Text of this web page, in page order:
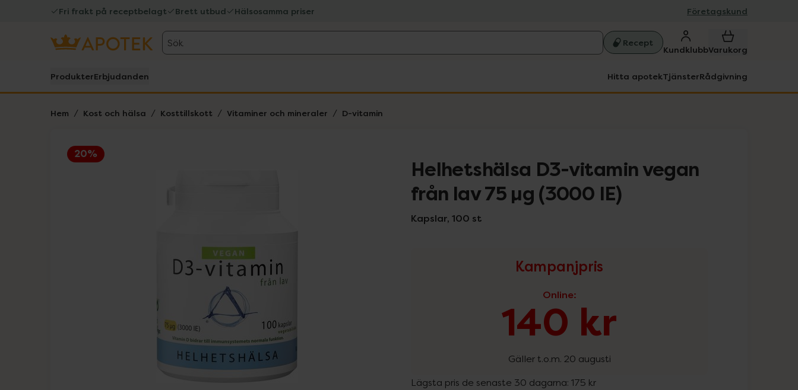
Fri frakt på receptbelagt Brett utbud Hälsosamma priser Företagskund
Sök Recept
KundklubbVarukorg
ProdukterErbjudanden Hitta apotekTjänsterRådgivning
Hem Kost och hälsa Kosttillskott Vitaminer och mineraler D-vitamin
20%
Helhetshälsa D3-vitamin vegan
från lav 75 µg (3000 IE)
Kapslar, 100 st
Kampanjpris
Online:
140 kr
Gäller t.o.m. 20 augusti
Lägsta pris de senaste 30 dagarna: 175 kr